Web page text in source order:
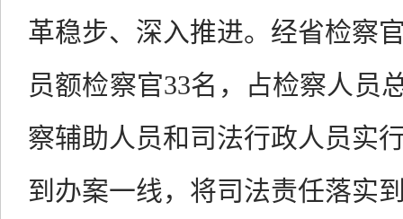
革稳步、深入推进。经省检察
员额检察官33名，占检察人员
察辅助人员和司法行政人员实
到办案一线，将司法责任落实